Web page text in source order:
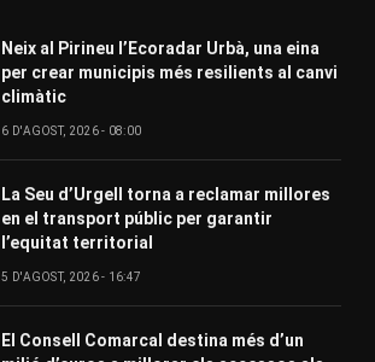
Neix al Pirineu l’Ecoradar Urbà, una eina
per crear municipis més resilients al canvi
climàtic
6 D'AGOST, 2026 - 08:00
La Seu d’Urgell torna a reclamar millores
en el transport públic per garantir
l’equitat territorial
5 D'AGOST, 2026 - 16:47
El Consell Comarcal destina més d’un